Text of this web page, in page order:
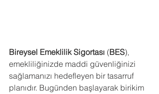
Bireysel Emeklilik Sigortası (BES),
emekliliğinizde maddi güvenliğinizi
sağlamanızı hedefleyen bir tasarruf
planıdır. Bugünden başlayarak birikim